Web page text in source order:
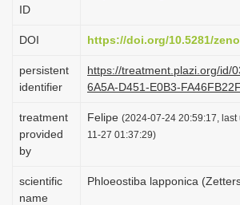
i
n
ID
DOI https://doi.org/10.5281/
persistent
identifier
https://treatment.plazi.org/id/
6A5A-D451-E0B3-
treatment
provided
by
Felipe (2024-07-24 20:59:17, last
11-27 01:37:29)
scientific
name
Phloeostiba lapponica